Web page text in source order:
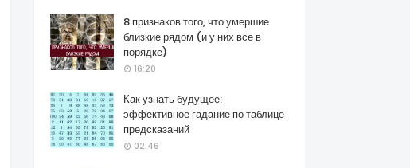
8 признаков того, что умершие
близкие рядом (и у них все в
порядке)
16:20
Как узнать будущее:
эффективное гадание по таблице
предсказаний
02:46